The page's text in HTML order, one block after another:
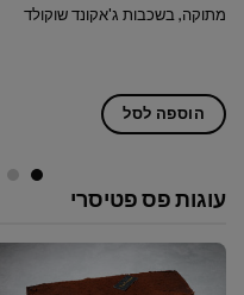
מתוקה, בשכבות ג'אקונד שוקולד
הוספה לסל
עוגות פס פטיסרי